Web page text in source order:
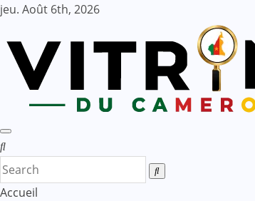
Skip
content
jeu. Août 6th, 2026
Accueil